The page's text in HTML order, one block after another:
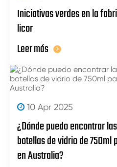
Iniciativas verdes en la
licor
Leer más
10 Apr 2025
¿Dónde puedo encontrar
botellas de vidrio de
en Australia?